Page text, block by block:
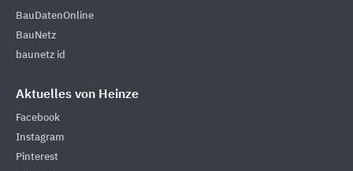
BauDatenOnline
BauNetz
baunetz id
Aktuelles von Heinze
Facebook
Instagram
Pinterest